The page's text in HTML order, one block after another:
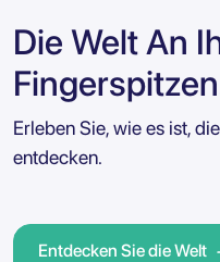
Die Welt An
Erleben Sie, wie es ist,
entdecken.
Entdecken Sie die Welt